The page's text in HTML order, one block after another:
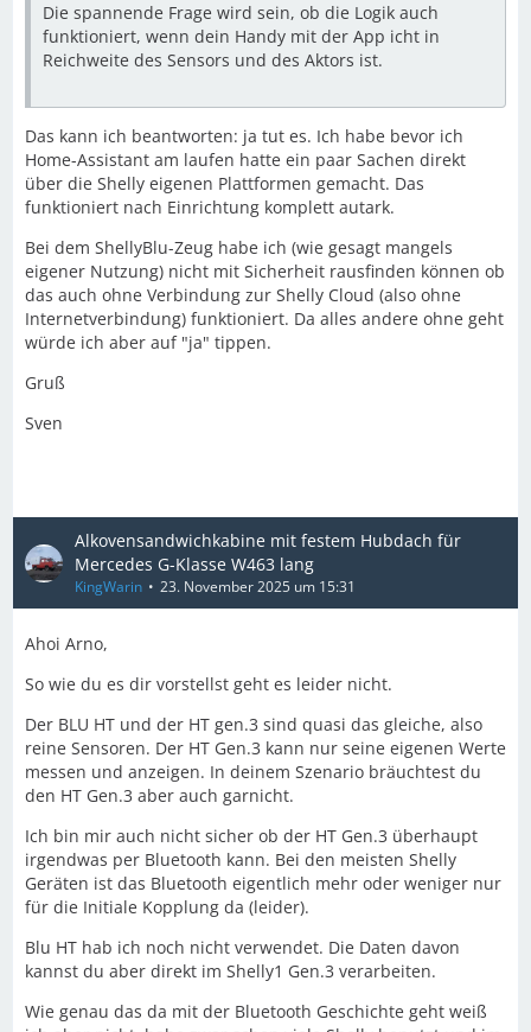
Die spannende Frage wird sein, ob die Logik auch
funktioniert, wenn dein Handy mit der App icht in
Reichweite des Sensors und des Aktors ist.
Das kann ich beantworten: ja tut es. Ich habe bevor ich
Home-Assistant am laufen hatte ein paar Sachen direkt
über die Shelly eigenen Plattformen gemacht. Das
funktioniert nach Einrichtung komplett autark.
Bei dem ShellyBlu-Zeug habe ich (wie gesagt mangels
eigener Nutzung) nicht mit Sicherheit rausfinden können ob
das auch ohne Verbindung zur Shelly Cloud (also ohne
Internetverbindung) funktioniert. Da alles andere ohne geht
würde ich aber auf "ja" tippen.
Gruß
Sven
Alkovensandwichkabine mit festem Hubdach für
Mercedes G-Klasse W463 lang
KingWarin 23. November 2025 um 15:31
Ahoi Arno,
So wie du es dir vorstellst geht es leider nicht.
Der BLU HT und der HT gen.3 sind quasi das gleiche, also
reine Sensoren. Der HT Gen.3 kann nur seine eigenen Werte
messen und anzeigen. In deinem Szenario bräuchtest du
den HT Gen.3 aber auch garnicht.
Ich bin mir auch nicht sicher ob der HT Gen.3 überhaupt
irgendwas per Bluetooth kann. Bei den meisten Shelly
Geräten ist das Bluetooth eigentlich mehr oder weniger nur
für die Initiale Kopplung da (leider).
Blu HT hab ich noch nicht verwendet. Die Daten davon
kannst du aber direkt im Shelly1 Gen.3 verarbeiten.
Wie genau das da mit der Bluetooth Geschichte geht weiß